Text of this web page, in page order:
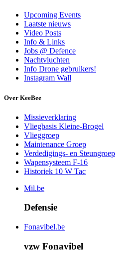
Upcoming Events
Laatste nieuws
Video Posts
Info & Links
Jobs @ Defence
Nachtvluchten
Info Drone gebruikers!
Instagram Wall
Over KeeBee
Missieverklaring
Vliegbasis Kleine-Brogel
Vlieggroep
Maintenance Groep
Verdedigings- en Steungroep
Wapensysteem F-16
Historiek 10 W Tac
Mil.be
Defensie
Fonavibel.be
vzw Fonavibel